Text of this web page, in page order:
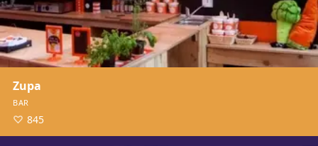
Zupa
BAR
845